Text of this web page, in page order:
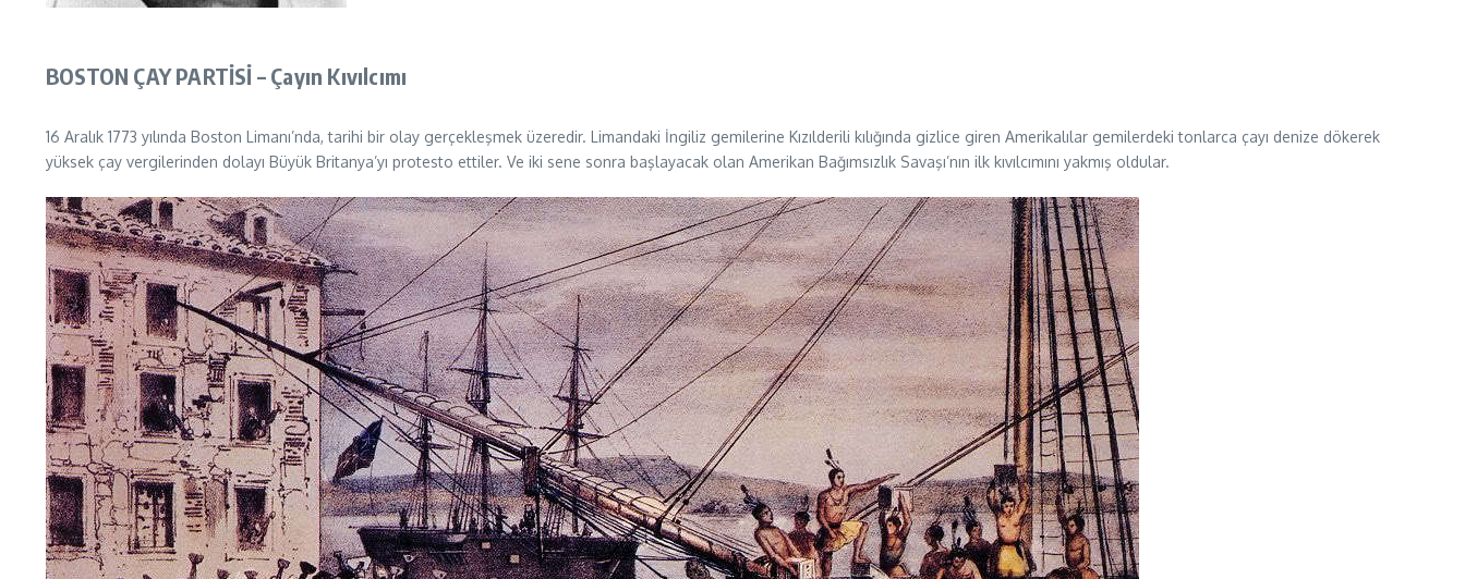
BOSTON ÇAY PARTİSİ – Çayın Kıvılcımı
16 Aralık 1773 yılında Boston Limanı’nda, tarihi bir olay gerçekleşmek üzeredir. Limandaki İngiliz gemilerine Kızılderili kılığında gizlice giren Amerikalılar gemilerdeki tonlarca çayı denize dökerek
yüksek çay vergilerinden dolayı Büyük Britanya’yı protesto ettiler. Ve iki sene sonra başlayacak olan Amerikan Bağımsızlık Savaşı’nın ilk kıvılcımını yakmış oldular.